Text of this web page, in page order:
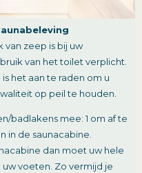
zeep is bij uw
van het toilet verplicht.
het aan te raden om u
op peil te houden.
badlakens mee: 1 om af te
in de saunacabine.
dan moet uw hele
voeten. Zo vermijd je